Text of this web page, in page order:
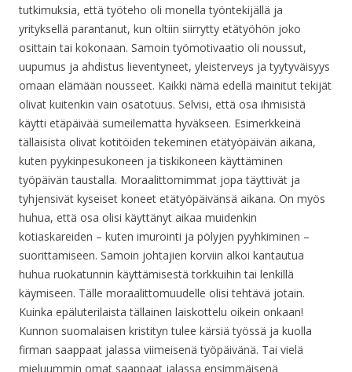
tutkimuksia, että työteho oli monella työntekijällä ja
yrityksellä parantanut, kun oltiin siirrytty etätyöhön joko
osittain tai kokonaan. Samoin työmotivaatio oli noussut,
uupumus ja ahdistus lieventyneet, yleisterveys ja tyytyväisyys
omaan elämään nousseet. Kaikki nämä edellä mainitut tekijät
olivat kuitenkin vain osatotuus. Selvisi, että osa ihmisistä
käytti etäpäivää sumeilematta hyväkseen. Esimerkkeinä
tällaisista olivat kotitöiden tekeminen etätyöpäivän aikana,
kuten pyykinpesukoneen ja tiskikoneen käyttäminen
työpäivän taustalla. Moraalittomimmat jopa täyttivät ja
tyhjensivät kyseiset koneet etätyöpäivänsä aikana. On myös
huhua, että osa olisi käyttänyt aikaa muidenkin
kotiaskareiden – kuten imurointi ja pölyjen pyyhkiminen –
suorittamiseen. Samoin johtajien korviin alkoi kantautua
huhua ruokatunnin käyttämisestä torkkuihin tai lenkillä
käymiseen. Tälle moraalittomuudelle olisi tehtävä jotain.
Kuinka epäluterilaista tällainen laiskottelu oikein onkaan!
Kunnon suomalaisen kristityn tulee kärsiä työssä ja kuolla
firman saappaat jalassa viimeisenä työpäivänä. Tai vielä
mieluummin omat saappaat jalassa ensimmäisenä